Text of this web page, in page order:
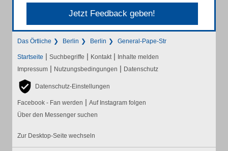
Jetzt Feedback geben!
Das Örtliche Berlin Berlin General-Pape-Str
Startseite | Suchbegriffe | Kontakt | Inhalte melden
Impressum | Nutzungsbedingungen | Datenschutz
Datenschutz-Einstellungen
Facebook - Fan werden | Auf Instagram folgen
Über den Messenger suchen
Zur Desktop-Seite wechseln